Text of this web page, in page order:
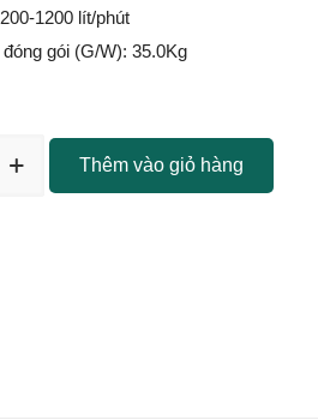
1200 lít/phút
gói (G/W): 35.0Kg
Thêm vào giỏ hàng